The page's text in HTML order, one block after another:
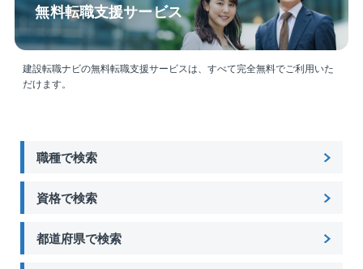
無料転職支援サービス
建設転職ナビの無料転職支援サービスは、すべて完全無料でご利用いた
だけます。
職種で検索
資格で検索
都道府県で検索